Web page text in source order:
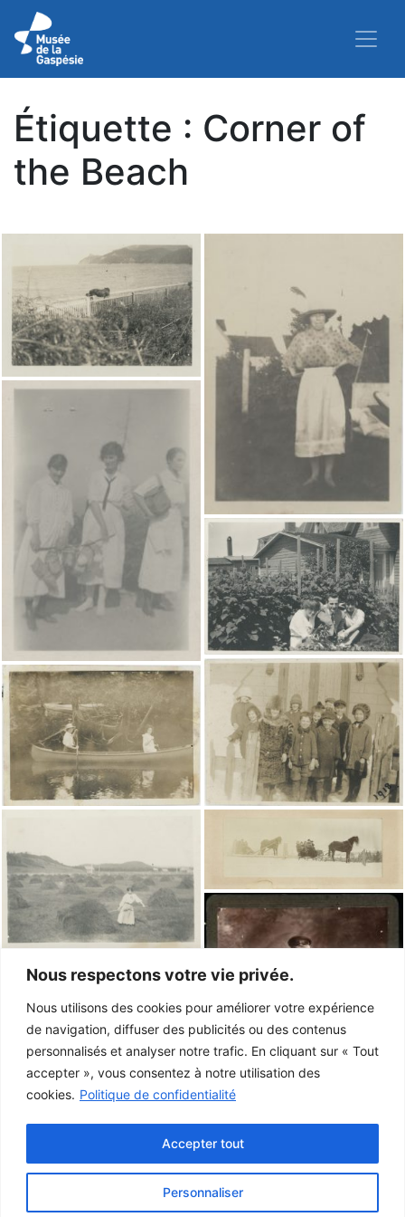
Nous respectons votre vie privée.
Nous utilisons des cookies pour améliorer votre expérience
de navigation, diffuser des publicités ou des contenus
personnalisés et analyser notre trafic. En cliquant sur « Tout
accepter », vous consentez à notre utilisation des
cookies. Politique de confidentialité
Personnaliser
Accepter tout
Étiquette : Corner of
the Beach
Ce projet a été rendu possible grâce au